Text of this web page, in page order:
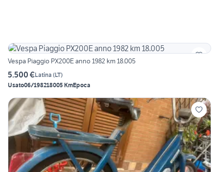
Vespa Piaggio PX200E anno 1982 km 18.005
5.500 €Latina (LT)
Usato06/198218005 KmEpoca